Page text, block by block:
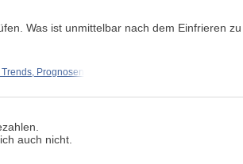
Was ist unmittelbar nach dem Einfrieren
Trends, Prognosen
auch nicht.